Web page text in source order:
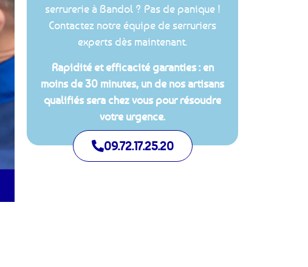
serrurerie à Bandol ? Pas de panique !
Contactez notre équipe de serruriers
experts dès maintenant.
Rapidité et efficacité garanties : en
moins de 30 minutes, un de nos artisans
qualifiés sera chez vous pour résoudre
votre urgence.
09.72.17.25.20